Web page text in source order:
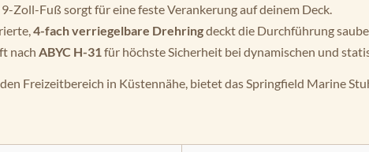
Zoll-Fuß sorgt für eine feste Verankerung auf deinem Deck.
4-fach verriegelbare Drehringdeckt die Durchführung
nach ABYC H-31für höchste Sicherheit bei dynamischen und
Freizeitbereich in Küstennähe, bietet das Springfield Marine